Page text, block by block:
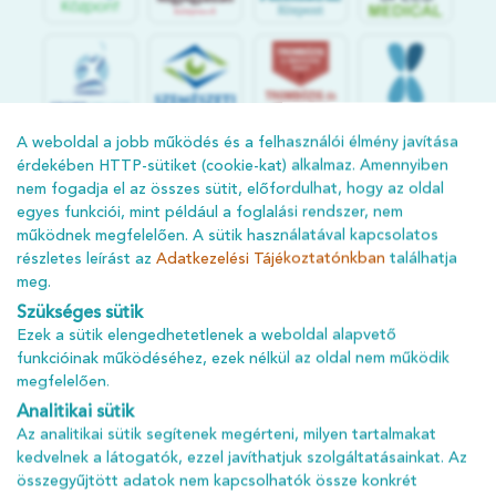
ÁSZF
ADATKEZELÉSI TÁJÉKOZTATÓ
ADATVÉDELMI TÁJÉKOZTATÓ
IMPRESSZUM
A weboldal a jobb működés és a felhasználói élmény javítása
érdekében HTTP-sütiket (cookie-kat) alkalmaz. Amennyiben
nem fogadja el az összes sütit, előfordulhat, hogy az oldal
egyes funkciói, mint például a foglalási rendszer, nem
működnek megfelelően. A sütik használatával kapcsolatos
részletes leírást az Adatkezelési Tájékoztatónkban találhatja
meg.
Szükséges sütik
Ezek a sütik elengedhetetlenek a weboldal alapvető
funkcióinak működéséhez, ezek nélkül az oldal nem működik
megfelelően.
Analitikai sütik
Az analitikai sütik segítenek megérteni, milyen tartalmakat
kedvelnek a látogatók, ezzel javíthatjuk szolgáltatásainkat. Az
összegyűjtött adatok nem kapcsolhatók össze konkrét